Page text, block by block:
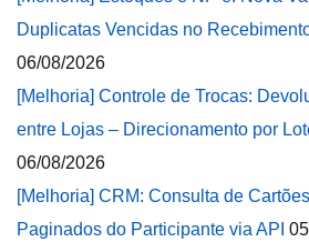
Duplicatas Vencidas no
06/08/2026
[Melhoria] Controle de Trocas:
entre Lojas – Direcionamento por
06/08/2026
[Melhoria] CRM: Consulta de
Paginados do Participante via API